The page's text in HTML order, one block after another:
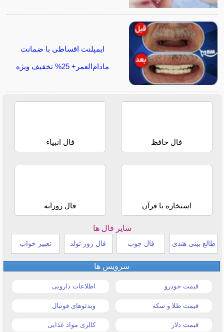
ایمپلنت اقساطی با ضمانت
مادام‌العمر+ 25% تخفیف ویژه
فال حافظ فال انبیاء
استخاره با قرآن فال روزانه
سایر فال ها
طالع بینی هندی فال چوب فال روز تولد تعبیر خواب
سرویس ها
قیمت خودرو اطلاعات دارویی
قیمت طلا و سکه ویدئوهای فوتبال
قیمت دلار کالری مواد غذایی